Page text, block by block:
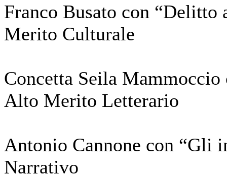
Franco Busato con
Merito Culturale
Concetta Seila
Alto Merito Letterario
Antonio Cannone con “Gli
Narrativo